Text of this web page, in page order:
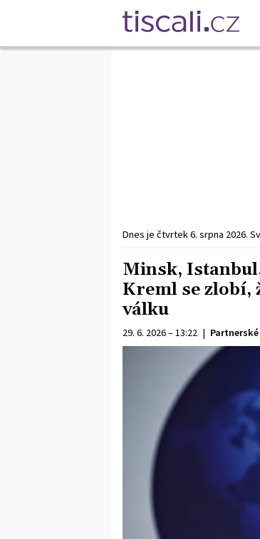
Dnes je čtvrtek6. srpna 2026.
Minsk,
Kreml se zlobí,
válku
29. 6. 2026 – 13:22 |